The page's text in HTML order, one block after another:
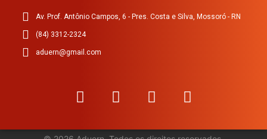
Av. Prof. Antônio Campos, 6 - Pres. Costa e Silva, Mossoró - RN
(84) 3312-2324
aduern@gmail.com